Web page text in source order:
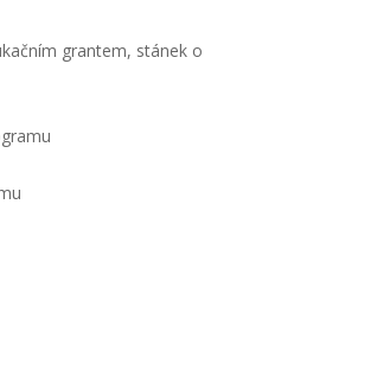
grantem, stánek o